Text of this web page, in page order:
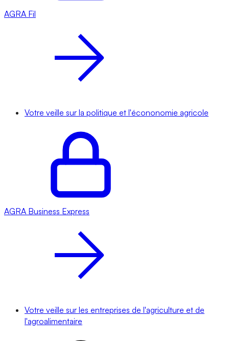
AGRA Fil
Votre veille sur la politique et l'écononomie agricole
AGRA Business Express
Votre veille sur les entreprises de l'agriculture et de
l'agroalimentaire